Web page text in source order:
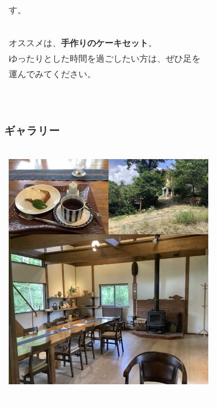
す。
オススメは、 手作りのケーキセット 。
ゆったりとした時間を過ごしたい方は、ぜひ足を
運んでみてください。
ギャラリー